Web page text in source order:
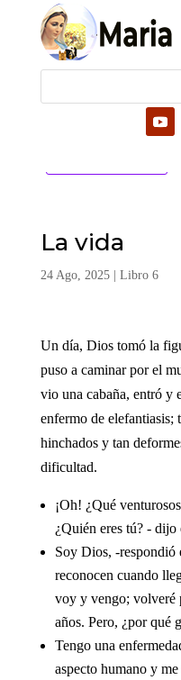
La vida
24 Ago, 2025| Libro 6
Un día, Dios tomó la
puso a caminar por el
vio una cabaña, entró y
enfermo de elefantiasis;
hinchados y tan
dificultad.
¡Oh! ¿Qué
¿Quién eres tú? - dijo
Soy Dios, -respondió
reconocen cuando
voy y vengo; volveré
años. Pero, ¿por qué
Tengo una
aspecto humano y